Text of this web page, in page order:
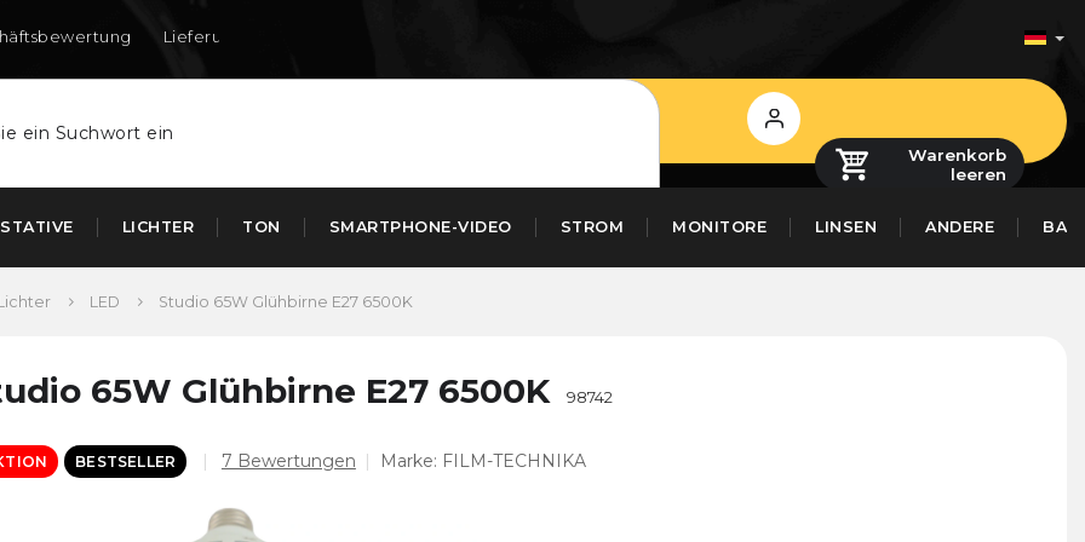
Lieferung nach DE und AT
Login
Warenkorb
leeren
STATIVE LICHTER TON SMARTPHONE-VIDEO STROM MONITORE LINSEN ANDERE
LED Studio 65W Glühbirne E27 6500K
65W Glühbirne E27 6500K 98742
BESTSELLER
Die
Produktbewertung
ist
7 Bewertungen Marke: FILM-TECHNIKA